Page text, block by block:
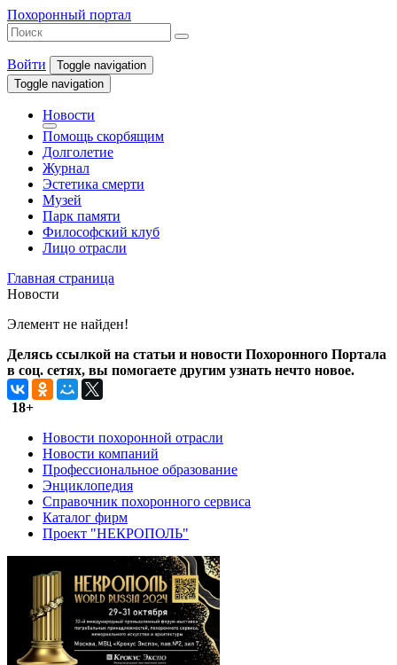
Похоронный портал
Войти
Toggle navigation
Toggle navigation
Новости
Помощь скорбящим
Долголетие
Журнал
Эстетика смерти
Музей
Парк памяти
Философский клуб
Лицо отрасли
Главная страница
Новости
Элемент не найден!
Делясь ссылкой на статьи и новости Похоронного Портала
в соц. сетях, вы помогаете другим узнать нечто новое.
18+
Новости похоронной отрасли
Новости компаний
Профессиональное образование
Энциклопедия
Справочник похоронного сервиса
Каталог фирм
Проект "НЕКРОПОЛЬ"